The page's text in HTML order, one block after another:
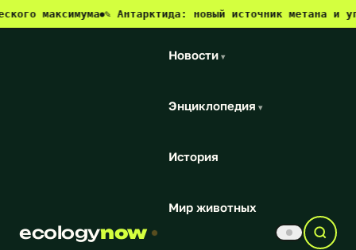
●✎ Антарктида: новый источник метана и угроза
ecologynow
Новости ▾
Энциклопедия ▾
История
Мир животных